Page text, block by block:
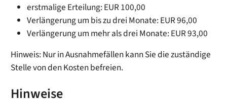
erstmalige Erteilung: EUR 100,00
Verlängerung um bis zu drei Monate: EUR 96,00
Verlängerung um mehr als drei Monate: EUR 93,00
Hinweis: Nur in Ausnahmefällen kann Sie die zuständige
Stelle von den Kosten befreien.
Hinweise